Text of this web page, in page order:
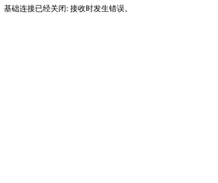
基础连接已经关闭: 接收时发生错误。